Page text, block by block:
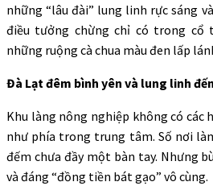
những “lâu đài” lung linh rực sáng
điều tưởng chừng chỉ có trong cổ
những ruộng cà chua màu đen lấp
Đà Lạt đêm bình yên và lung linh
Khu làng nông nghiệp không có các
như phía trong trung tâm. Số nơi
đếm chưa đầy một bàn tay. Nhưng
và đáng “đồng tiền bát gạo” vô cùng.